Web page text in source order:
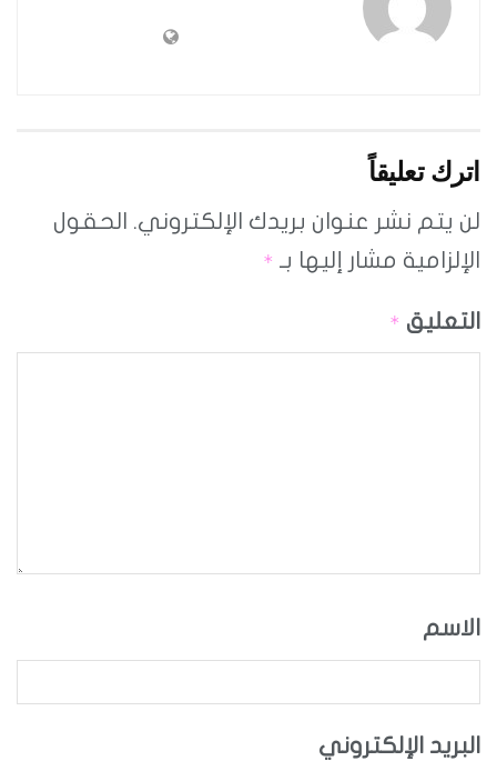
اترك تعليقاً
لن يتم نشر عنوان بريدك الإلكتروني. الحقول
الإلزامية مشار إليها بـ *
التعليق *
الاسم
البريد الإلكتروني